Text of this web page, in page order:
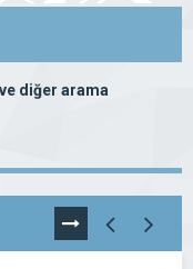
diğer arama
TÜMÜNÜ
GÖR